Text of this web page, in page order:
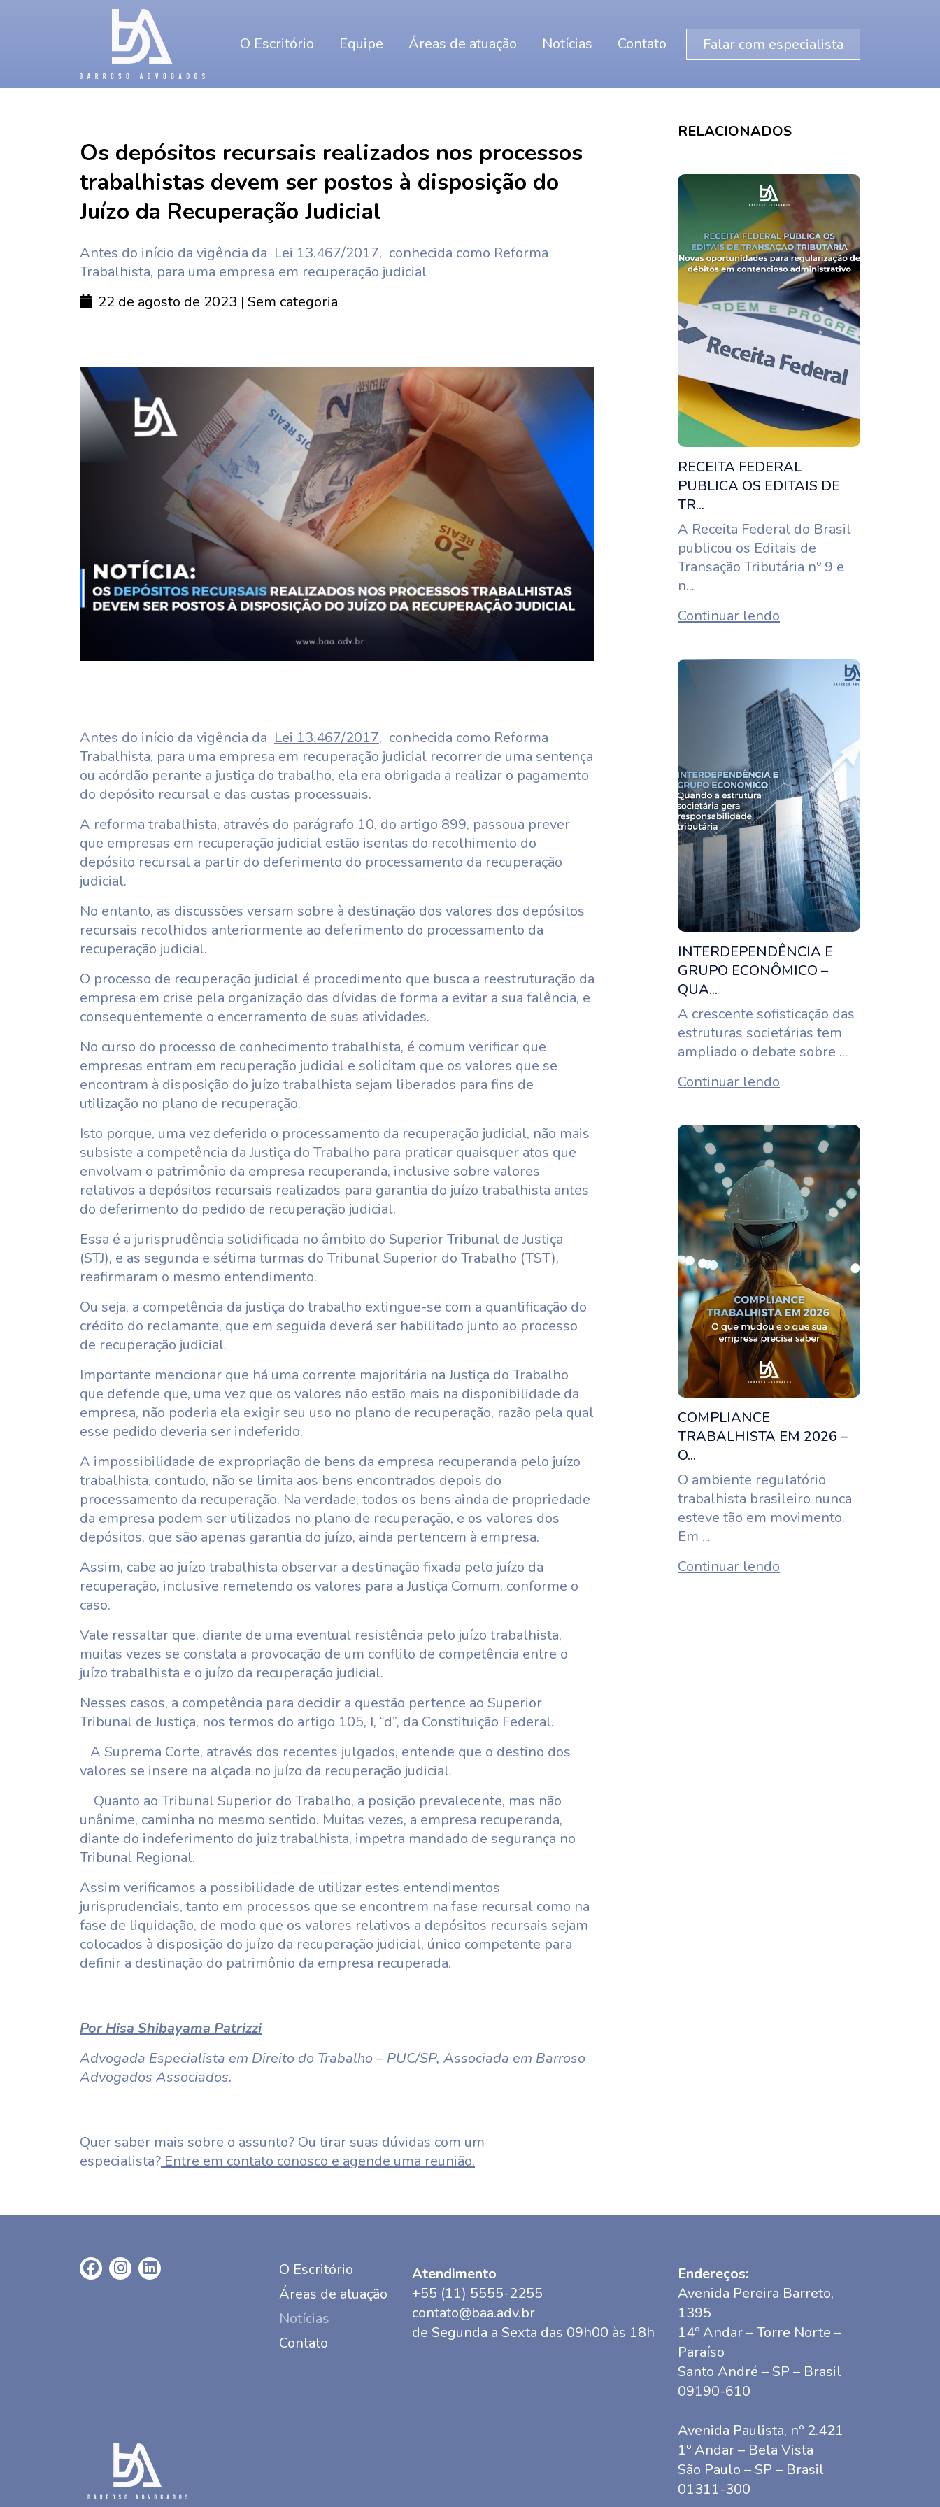
O Escritório Equipe Áreas de atuação Notícias Contato Falar com especialista
Os depósitos recursais realizados nos processos
trabalhistas devem ser postos à disposição do
Juízo da Recuperação Judicial
Antes do início da vigência da Lei 13.467/2017, conhecida como Reforma
Trabalhista, para uma empresa em recuperação judicial
22 de agosto de 2023 | Sem categoria
Antes do início da vigência da Lei 13.467/2017, conhecida como Reforma
Trabalhista, para uma empresa em recuperação judicial recorrer de uma sentença
ou acórdão perante a justiça do trabalho, ela era obrigada a realizar o pagamento
do depósito recursal e das custas processuais.
A reforma trabalhista, através do parágrafo 10, do artigo 899, passoua prever
que empresas em recuperação judicial estão isentas do recolhimento do
depósito recursal a partir do deferimento do processamento da recuperação
judicial.
No entanto, as discussões versam sobre à destinação dos valores dos depósitos
recursais recolhidos anteriormente ao deferimento do processamento da
recuperação judicial.
O processo de recuperação judicial é procedimento que busca a reestruturação da
empresa em crise pela organização das dívidas de forma a evitar a sua falência, e
consequentemente o encerramento de suas atividades.
No curso do processo de conhecimento trabalhista, é comum verificar que
empresas entram em recuperação judicial e solicitam que os valores que se
encontram à disposição do juízo trabalhista sejam liberados para fins de
utilização no plano de recuperação.
Isto porque, uma vez deferido o processamento da recuperação judicial, não mais
subsiste a competência da Justiça do Trabalho para praticar quaisquer atos que
envolvam o patrimônio da empresa recuperanda, inclusive sobre valores
relativos a depósitos recursais realizados para garantia do juízo trabalhista antes
do deferimento do pedido de recuperação judicial.
Essa é a jurisprudência solidificada no âmbito do Superior Tribunal de Justiça
(STJ), e as segunda e sétima turmas do Tribunal Superior do Trabalho (TST),
reafirmaram o mesmo entendimento.
Ou seja, a competência da justiça do trabalho extingue-se com a quantificação do
crédito do reclamante, que em seguida deverá ser habilitado junto ao processo
de recuperação judicial.
Importante mencionar que há uma corrente majoritária na Justiça do Trabalho
que defende que, uma vez que os valores não estão mais na disponibilidade da
empresa, não poderia ela exigir seu uso no plano de recuperação, razão pela qual
esse pedido deveria ser indeferido.
A impossibilidade de expropriação de bens da empresa recuperanda pelo juízo
trabalhista, contudo, não se limita aos bens encontrados depois do
processamento da recuperação. Na verdade, todos os bens ainda de propriedade
da empresa podem ser utilizados no plano de recuperação, e os valores dos
depósitos, que são apenas garantia do juízo, ainda pertencem à empresa.
Assim, cabe ao juízo trabalhista observar a destinação fixada pelo juízo da
recuperação, inclusive remetendo os valores para a Justiça Comum, conforme o
caso.
Vale ressaltar que, diante de uma eventual resistência pelo juízo trabalhista,
muitas vezes se constata a provocação de um conflito de competência entre o
juízo trabalhista e o juízo da recuperação judicial.
Nesses casos, a competência para decidir a questão pertence ao Superior
Tribunal de Justiça, nos termos do artigo 105, I, “d”, da Constituição Federal.
A Suprema Corte, através dos recentes julgados, entende que o destino dos
valores se insere na alçada no juízo da recuperação judicial.
Quanto ao Tribunal Superior do Trabalho, a posição prevalecente, mas não
unânime, caminha no mesmo sentido. Muitas vezes, a empresa recuperanda,
diante do indeferimento do juiz trabalhista, impetra mandado de segurança no
Tribunal Regional.
Assim verificamos a possibilidade de utilizar estes entendimentos
jurisprudenciais, tanto em processos que se encontrem na fase recursal como na
fase de liquidação, de modo que os valores relativos a depósitos recursais sejam
colocados à disposição do juízo da recuperação judicial, único competente para
definir a destinação do patrimônio da empresa recuperada.
Por Hisa Shibayama Patrizzi
Advogada Especialista em Direito do Trabalho – PUC/SP, Associada em Barroso
Advogados Associados.
Quer saber mais sobre o assunto? Ou tirar suas dúvidas com um
especialista? Entre em contato conosco e agende uma reunião.
RELACIONADOS
RECEITA FEDERAL
PUBLICA OS EDITAIS DE
TR...
A Receita Federal do Brasil
publicou os Editais de
Transação Tributária nº 9 e
n...
Continuar lendo
INTERDEPENDÊNCIA E
GRUPO ECONÔMICO –
QUA...
A crescente sofisticação das
estruturas societárias tem
ampliado o debate sobre ...
Continuar lendo
COMPLIANCE
TRABALHISTA EM 2026 –
O...
O ambiente regulatório
trabalhista brasileiro nunca
esteve tão em movimento.
Em ...
Continuar lendo
O Escritório
Áreas de atuação
Notícias
Contato
Atendimento
+55 (11) 5555-2255
contato@baa.adv.br
de Segunda a Sexta das 09h00 às 18h
Endereços:
Avenida Pereira Barreto,
1395
14º Andar – Torre Norte –
Paraíso
Santo André – SP – Brasil
09190-610
Avenida Paulista, nº 2.421
1º Andar – Bela Vista
São Paulo – SP – Brasil
01311-300